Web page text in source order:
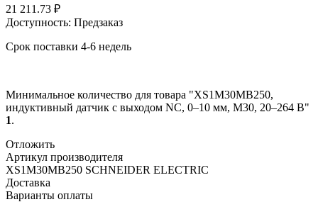
21 211.73 ₽
Доступность: Предзаказ
Срок поставки 4-6 недель
Минимальное количество для товара "XS1M30MB250,
индуктивный датчик с выходом NC, 0–10 мм, М30, 20–264 В"
1.
Отложить
Артикул производителя
XS1M30MB250 SCHNEIDER ELECTRIC
Доставка
Варианты оплаты